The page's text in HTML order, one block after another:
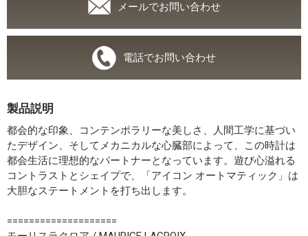
メールでお問い合わせ
電話でお問い合わせ
製品説明
都会的な印象、コンテンポラリーな美しさ、人間工学に基づい
たデザイン、そしてメカニカルな心臓部によって、この時計は
都会生活に理想的なパートナーとなっています。遊び心溢れる
コントラストとシェイプで、「アイコン オートマティック」は
大胆なステートメントを打ち出します。
====================